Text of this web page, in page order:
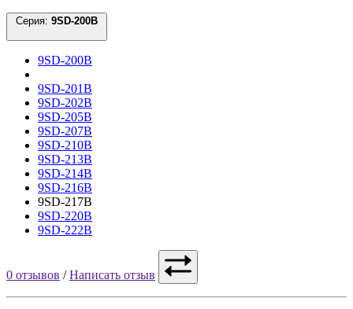
Серия:
9SD-200B
9SD-201B
9SD-202B
9SD-205B
9SD-207B
9SD-210B
9SD-213B
9SD-214B
9SD-216B
9SD-217B
9SD-220B
9SD-222B
0 отзывов /Написать отзыв